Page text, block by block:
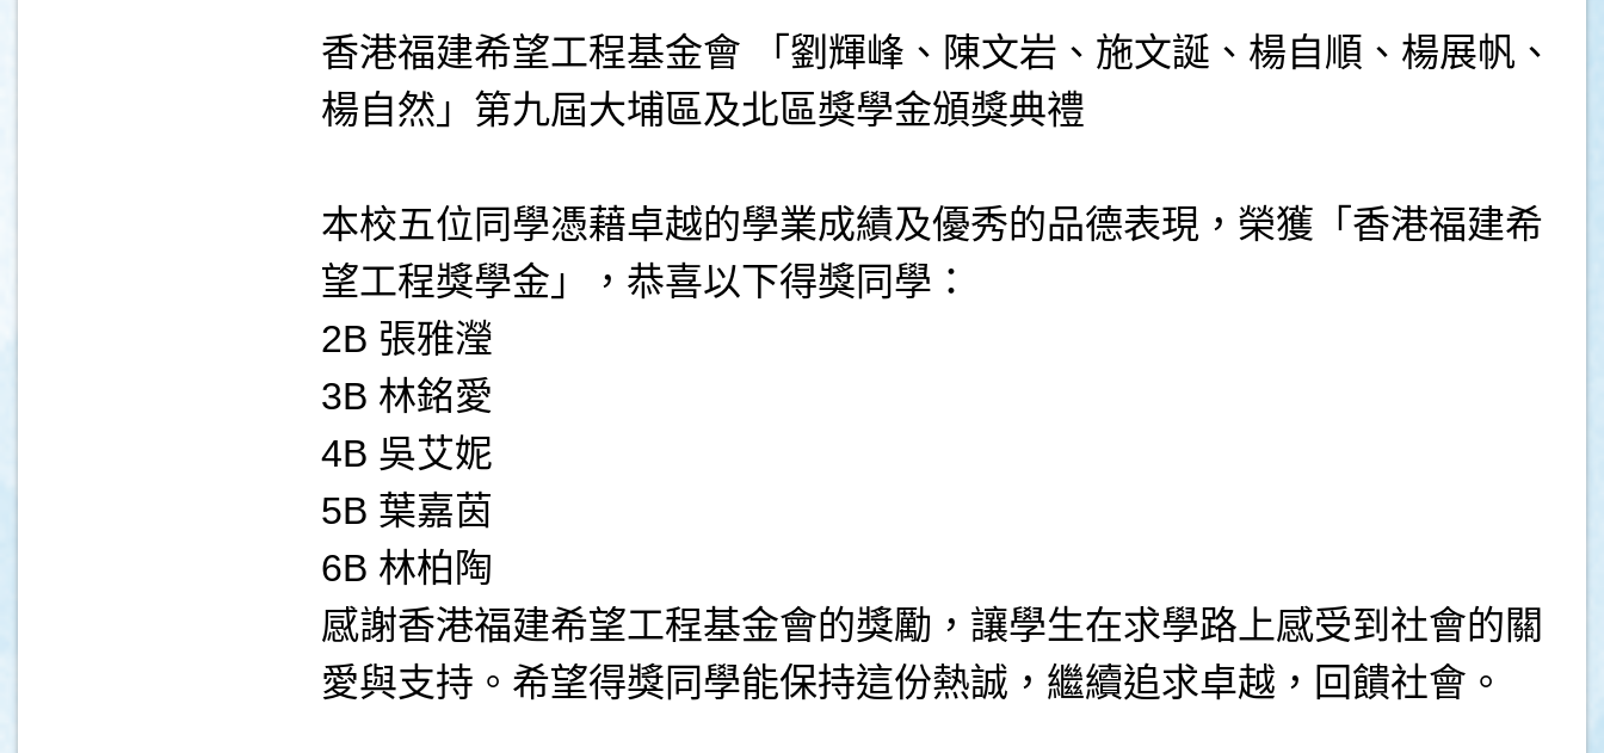
香港福建希望工程基金會 「劉輝峰、陳文岩、施文誕、楊自順、楊展帆、
楊自然」第九屆大埔區及北區獎學金頒獎典禮
本校五位同學憑藉卓越的學業成績及優秀的品德表現，榮獲「香港福建希
望工程獎學金」，恭喜以下得獎同學：
2B 張雅瀅
3B 林銘愛
4B 吳艾妮
5B 葉嘉茵
6B 林柏陶
感謝香港福建希望工程基金會的獎勵，讓學生在求學路上感受到社會的關
愛與支持。希望得獎同學能保持這份熱誠，繼續追求卓越，回饋社會。